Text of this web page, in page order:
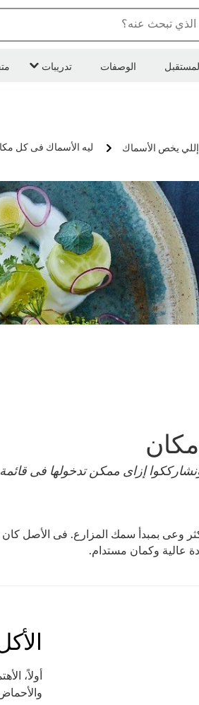
الذي تبحث عنه؟
الوصفات تدريبات
يخص الأسماك ليه الأسماك فى كل
إزاى ممكن تدخولها فى
وعى بمبدأ سمك المزارع. فى الأصل
عالية وكمان مستدام.
أولاً،